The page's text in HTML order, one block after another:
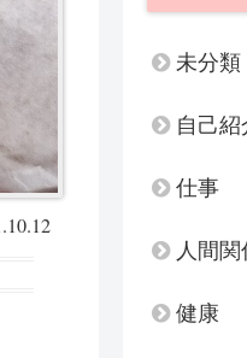
未分類
自己紹
仕事
人間
健康